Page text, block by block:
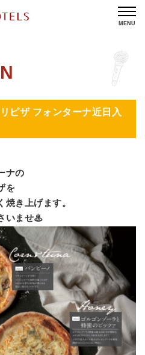
MENU
ピザ フォンターナ近日入
ナの
を
き上げます。
いませ♨